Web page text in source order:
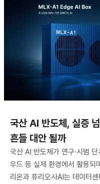
국산 AI 반도체, 실증
흔들 대안 될까
국산 AI 반도체가 연구·시범
우드 등 실제 환경에서 활용되
리온과 퓨리오사AI는 데이터